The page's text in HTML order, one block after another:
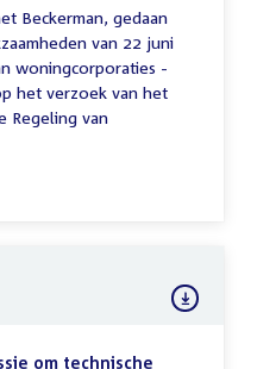
Beckerman, gedaan
van 22 juni
woningcorporaties -
het verzoek van het
Regeling van
om technische